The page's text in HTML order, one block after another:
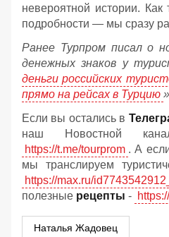
невероятной истории.
подробности — мы сразу
Ранее Турпром писал о
денежных знаков у
деньги российских
прямо на рейсах в Турцию
Если вы остались в
наш Новостной
https://t.me/tourprom . А
мы транслируем
https://max.ru/
полезные рецепты -
Наталья Жадовец